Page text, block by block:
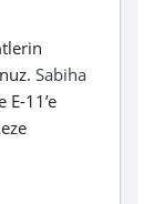
Sabiha
E-11’e